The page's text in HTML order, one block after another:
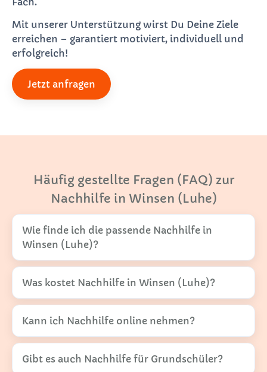
Mit unserer Unterstützung wirst Du Deine Ziele
erreichen – garantiert motiviert, individuell und
erfolgreich!
Jetzt anfragen
Häufig gestellte Fragen (FAQ) zur
Nachhilfe in Winsen (Luhe)
Wie finde ich die passende Nachhilfe in
Winsen (Luhe)?
Was kostet Nachhilfe in Winsen (Luhe)?
Kann ich Nachhilfe online nehmen?
Gibt es auch Nachhilfe für Grundschüler?